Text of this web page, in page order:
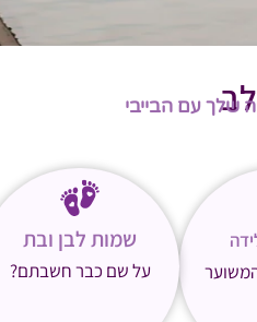
שלך עם הבייבי
שמות לבן ובת
על שם כבר חשבתם?